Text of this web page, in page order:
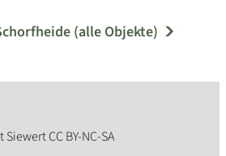
(alle Objekte)